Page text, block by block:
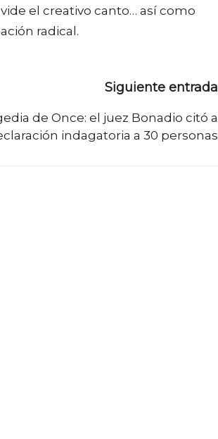
el creativo canto… así como
radical.
Siguiente entrada
de Once: el juez Bonadio citó a
indagatoria a 30 personas